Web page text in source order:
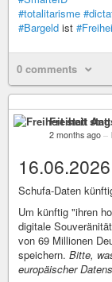
#totalitarisme
#Bargeld ist
0 comments
Freiheit
2 months ago –
Schufa-Daten
Um künftig "ihren
digitale
von 69 Millionen
speichern. Bitte,
europäischer